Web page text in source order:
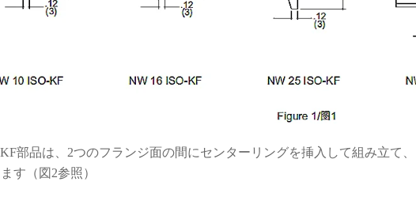
部品は、2つのフランジ面の間にセンターリングを挿入して組み立て
す（図2参照）